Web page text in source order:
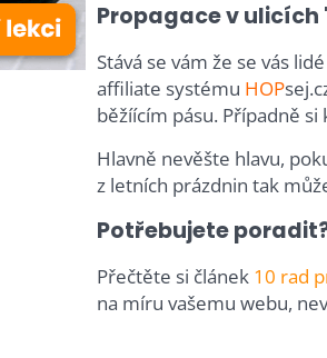
Propagace v ulicích
Stává se vám že se vás
affiliate systému HOP
běžíícím pásu. Případně si
Hlavně nevěšte hlavu,
z letních prázdnin tak
Potřebujete
Přečtěte si článek 10 rad
na míru vašemu webu,